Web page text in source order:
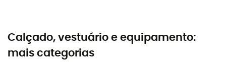
Calçado, vestuário e equipamento:
mais categorias